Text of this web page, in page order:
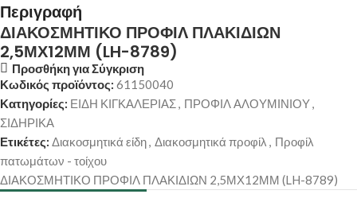
Περιγραφή
ΔΙΑΚΟΣΜΗΤΙΚΟ ΠΡΟΦΙΛ ΠΛΑΚΙΔΙΩΝ
2,5ΜΧ12ΜΜ (LH-8789)
Προσθήκη για Σύγκριση
Κωδικός προϊόντος: 61150040
Κατηγορίες: ΕΙΔΗ ΚΙΓΚΑΛΕΡΙΑΣ, ΠΡΟΦΙΛ ΑΛΟΥΜΙΝΙΟΥ,
ΣΙΔΗΡΙΚΑ
Ετικέτες: Διακοσμητικά είδη, Διακοσμητικά προφίλ , Προφίλ
πατωμάτων - τοίχου
ΔΙΑΚΟΣΜΗΤΙΚΟ ΠΡΟΦΙΛ ΠΛΑΚΙΔΙΩΝ 2,5ΜΧ12ΜΜ (LH-8789)